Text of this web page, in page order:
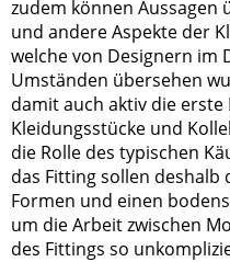
zudem können Aussagen
und andere Aspekte der
welche von Designern im
Umständen übersehen
damit auch aktiv die erste
Kleidungsstücke und
die Rolle des typischen
das Fitting sollen
Formen und einen
um die Arbeit zwischen
des Fittings so